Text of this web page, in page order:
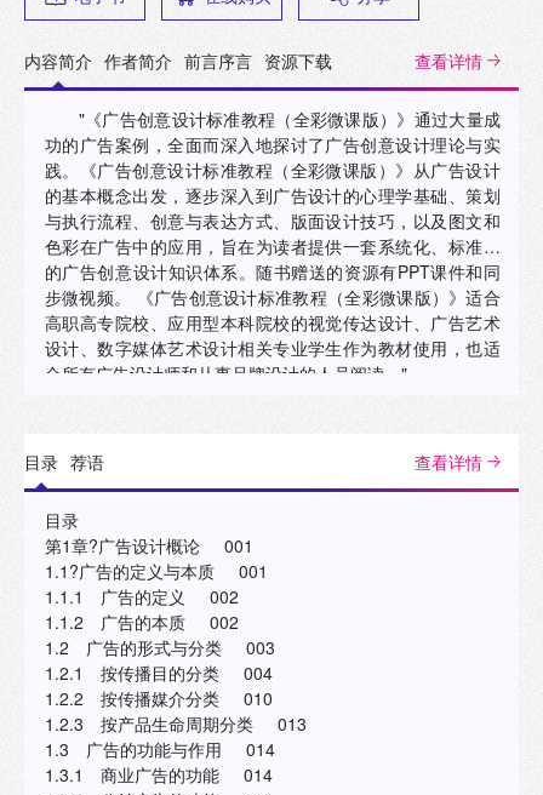
内容简介 作者简介 前言序言 资源下载 查看详情
"《广告创意设计标准教程（全彩微课版）》通过大量成
功的广告案例，全面而深入地探讨了广告创意设计理论与实
践。《广告创意设计标准教程（全彩微课版）》从广告设计
的基本概念出发，逐步深入到广告设计的心理学基础、策划
与执行流程、创意与表达方式、版面设计技巧，以及图文和
色彩在广告中的应用，旨在为读者提供一套系统化、标准化
的广告创意设计知识体系。随书赠送的资源有PPT课件和同
步微视频。 《广告创意设计标准教程（全彩微课版）》适合
高职高专院校、应用型本科院校的视觉传达设计、广告艺术
设计、数字媒体艺术设计相关专业学生作为教材使用，也适
合所有广告设计师和从事品牌设计的人员阅读。"
目录 荐语 查看详情
目录
第1章?广告设计概论 001
1.1?广告的定义与本质 001
1.1.1 广告的定义 002
1.1.2 广告的本质 002
1.2 广告的形式与分类 003
1.2.1 按传播目的分类 004
1.2.2 按传播媒介分类 010
1.2.3 按产品生命周期分类 013
1.3 广告的功能与作用 014
1.3.1 商业广告的功能 014